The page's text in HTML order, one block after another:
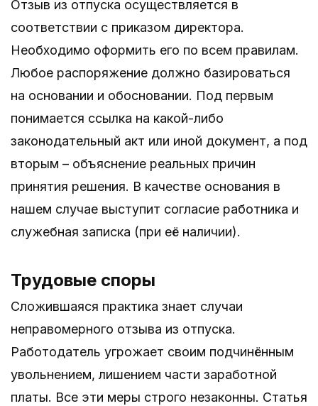
Отзыв из отпуска осуществляется в
соответствии с приказом директора.
Необходимо оформить его по всем правилам.
Любое распоряжение должно базироваться
на основании и обосновании. Под первым
понимается ссылка на какой-либо
законодательный акт или иной документ, а под
вторым – объяснение реальных причин
принятия решения. В качестве основания в
нашем случае выступит согласие работника и
служебная записка (при её наличии).
Трудовые споры
Сложившаяся практика знает случаи
неправомерного отзыва из отпуска.
Работодатель угрожает своим подчинённым
увольнением, лишением части заработной
платы. Все эти меры строго незаконны. Статья